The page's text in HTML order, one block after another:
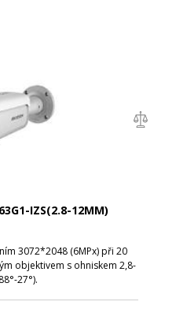
IZS(2.8-12MM)
3072*2048 (6MPx) při 20
objektivem s ohniskem 2,8-
27°).